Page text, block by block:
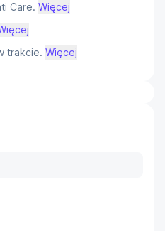
Care. Więcej
trakcie. Więcej